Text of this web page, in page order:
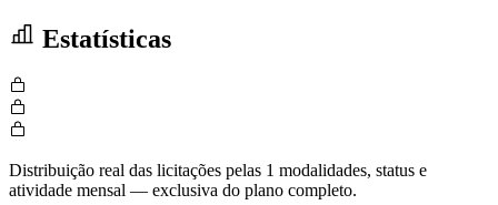
Estatísticas
Distribuição real das licitações pelas 1 modalidades, status e
atividade mensal — exclusiva do plano completo.